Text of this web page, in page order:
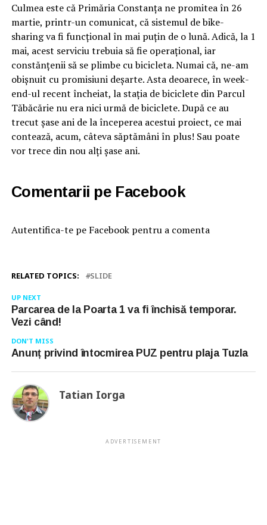
Culmea este că Primăria Constanța ne promitea în 26
martie, printr-un comunicat, că sistemul de bike-
sharing va fi funcțional în mai puțin de o lună. Adică, la 1
mai, acest serviciu trebuia să fie operațional, iar
constănțenii să se plimbe cu bicicleta. Numai că, ne-am
obișnuit cu promisiuni deșarte. Asta deoarece, în week-
end-ul recent încheiat, la stația de biciclete din Parcul
Tăbăcărie nu era nici urmă de biciclete. După ce au
trecut șase ani de la începerea acestui proiect, ce mai
contează, acum, câteva săptămâni în plus! Sau poate
vor trece din nou alți șase ani.
Comentarii pe Facebook
Autentifica-te pe Facebook pentru a comenta
RELATED TOPICS: SLIDE
UP NEXT
Parcarea de la Poarta 1 va fi închisă temporar.
Vezi când!
DON'T MISS
Anunț privind întocmirea PUZ pentru plaja Tuzla
Tatian Iorga
ADVERTISEMENT